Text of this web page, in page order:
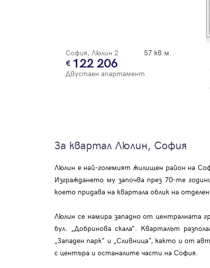
София, Люлин 2 57 кв.м.
122 206
Двустаен апартамент
За квартал Люлин, София
Люлин е най-големият жилищен район на
Изграждането му започва през 70-те
което придава на квартала облик на
Люлин се намира западно от централната
бул. „Добринова скала“. Кварталът
„Западен парк” и „Сливница”, както и от
с центъра и останалите части на София.